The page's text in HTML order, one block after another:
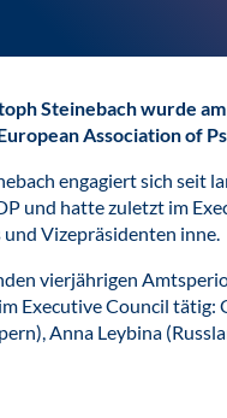
Steinebach wurde
Association of
engagiert sich seit
und hatte zuletzt im
und Vizepräsidenten inne.
vierjährigen
Executive Council tätig:
Anna Leybina